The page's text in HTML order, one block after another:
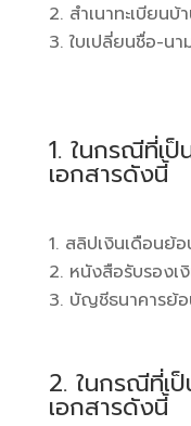
สำเนาทะเบียนบ้
ใบเปลี่ยนชื่อ-น
1. ในกรณีที่เป็
เอกสารดังนี้
สลิปเงินเดือนย้
หนังสือรับรองเ
บัญชีธนาคารย้
2. ในกรณีที่เป็
เอกสารดังนี้